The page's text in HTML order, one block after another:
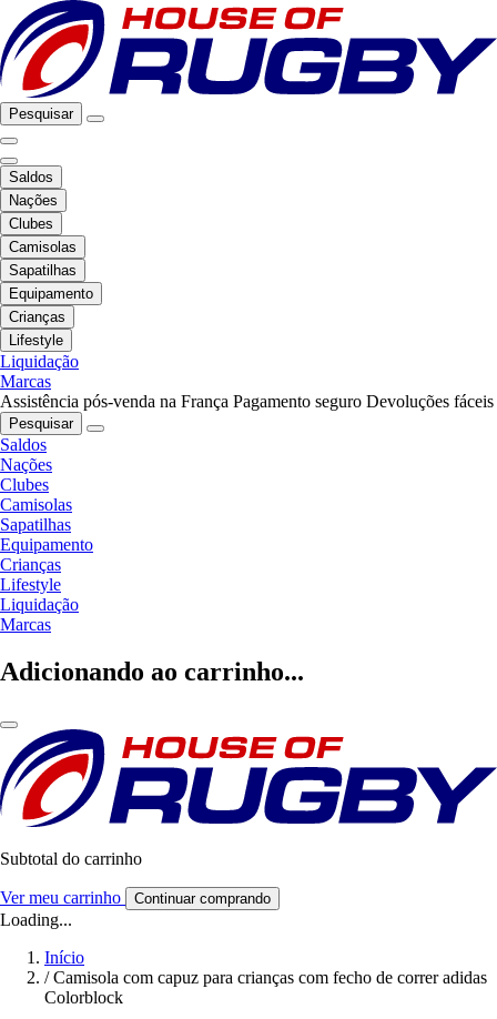
Pesquisar
Saldos
Nações
Clubes
Camisolas
Sapatilhas
Equipamento
Crianças
Lifestyle
Liquidação
Marcas
Assistência pós-venda na França Pagamento seguro Devoluções fáceis
Pesquisar
Saldos
Nações
Clubes
Camisolas
Sapatilhas
Equipamento
Crianças
Lifestyle
Liquidação
Marcas
Adicionando ao carrinho...
Subtotal do carrinho
Ver meu carrinho Continuar comprando
Loading...
Início
/ Camisola com capuz para crianças com fecho de correr adidas
Colorblock